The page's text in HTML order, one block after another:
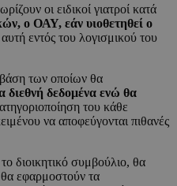
οι ειδικοί γιατροί κατά
ο ΟΑΥ, εάν υιοθετηθεί ο
εντός του λογισμικού του
βάση των οποίων θα
διεθνή δεδομένα ενώ θα
του κάθε
να αποφεύγονται πιθανές
διοικητικό συμβούλιο, θα
θα εφαρμοστούν τα